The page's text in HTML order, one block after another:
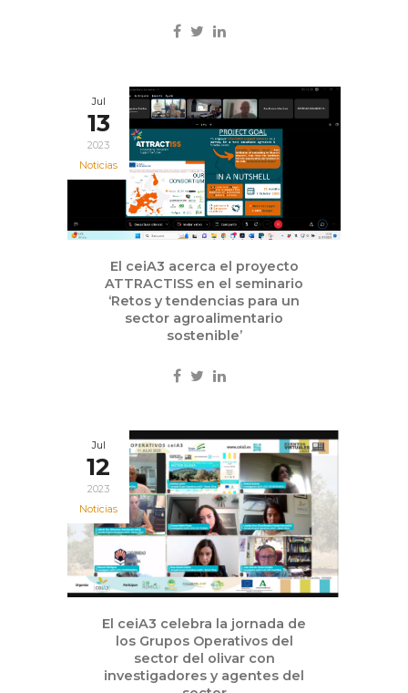
Jul
13
2023
Noticias
El ceiA3 acerca el proyecto
ATTRACTISS en el seminario
‘Retos y tendencias para un
sector agroalimentario
sostenible’
Jul
12
2023
Noticias
El ceiA3 celebra la jornada de
los Grupos Operativos del
sector del olivar con
investigadores y agentes del